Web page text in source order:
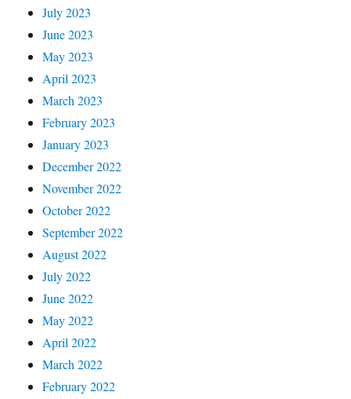
July 2023
June 2023
May 2023
April 2023
March 2023
February 2023
January 2023
December 2022
November 2022
October 2022
September 2022
August 2022
July 2022
June 2022
May 2022
April 2022
March 2022
February 2022